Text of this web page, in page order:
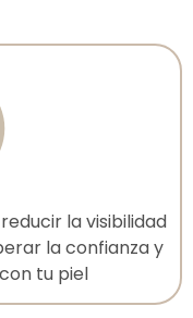
la visibilidad
la confianza y
tu piel